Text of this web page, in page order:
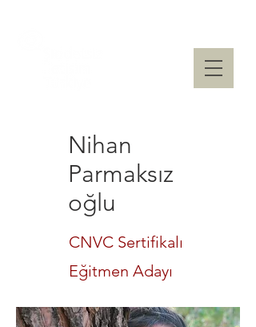
Nihan
Parmaksız
oğlu
CNVC Sertifikalı
Eğitmen Adayı